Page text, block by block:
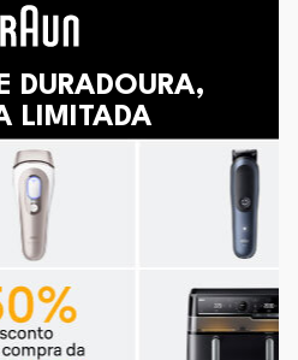
DURADOURA,
LIMITADA